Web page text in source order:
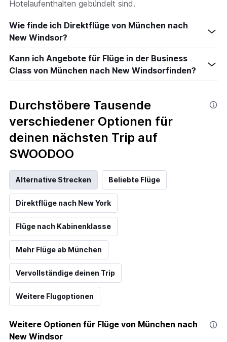
Hotelaufenthalten gebündelt sind.
Wie finde ich Direktflüge von München nach
New Windsor?
Kann ich Angebote für Flüge in der Business
Class von München nach New Windsorfinden?
Durchstöbere Tausende
verschiedener Optionen für
deinen nächsten Trip auf
SWOODOO
Alternative Strecken Beliebte Flüge
Direktflüge nach New York
Flüge nach Kabinenklasse
Mehr Flüge ab München
Vervollständige deinen Trip
Weitere Flugoptionen
Weitere Optionen für Flüge von München nach
New Windsor